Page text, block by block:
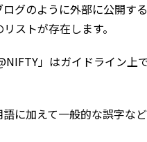
グのように外部に公開す
ストが存在します。
」はガイドライン上
に加えて一般的な誤字な